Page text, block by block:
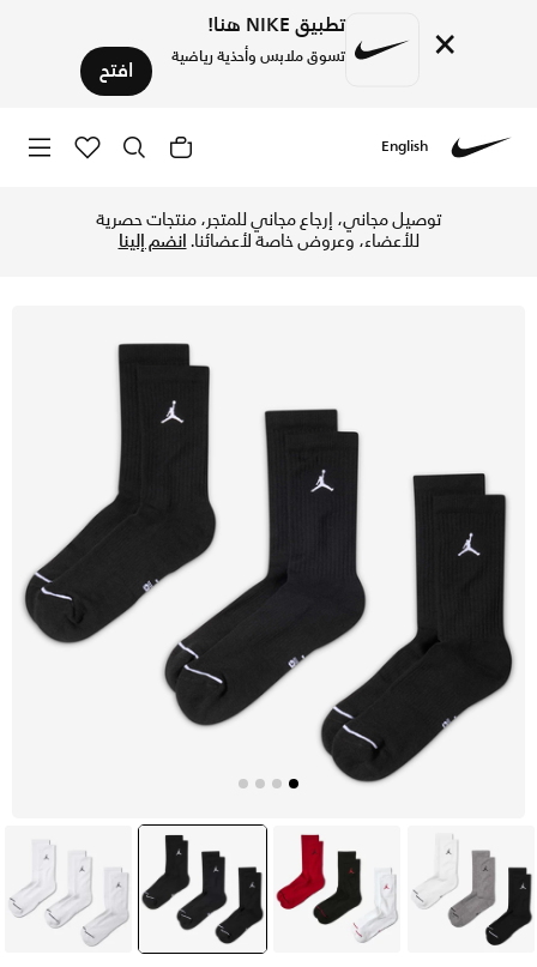
× تطبيق NIKE هنا!
تسوق ملابس وأحذية رياضية افتح
English
توصيل مجاني، إرجاع مجاني للمتجر، منتجات حصرية
للأعضاء، وعروض خاصة لأعضائنا.انضم إلينا
أبيض أحمر selected
أسود أبيض